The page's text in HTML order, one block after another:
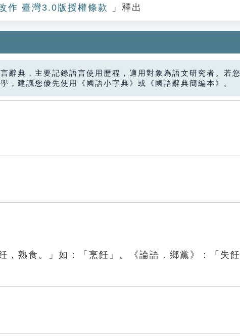
作 臺灣3.0版授權條款 」釋出
辭典，主要記錄語言使用歷程，適用對象為語文研究者。若
，建議您優先使用《國語小字典》或《國語辭典簡編本》。
，熟食。」如：「烹飪」。《論語．鄉黨》：「失